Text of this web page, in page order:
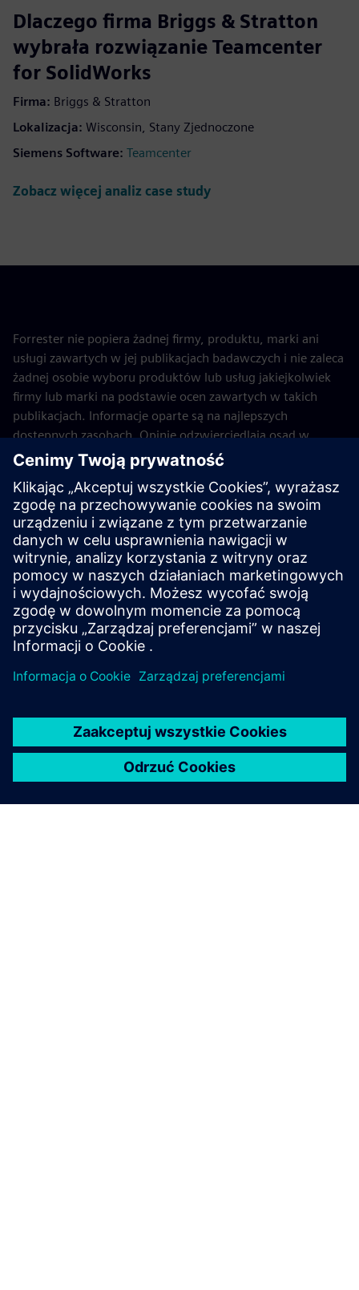
Dlaczego firma Briggs & Stratton
wybrała rozwiązanie Teamcenter
for SolidWorks
Firma: Briggs & Stratton
Lokalizacja: Wisconsin, Stany Zjednoczone
Siemens Software: Teamcenter
Zobacz więcej analiz case study
Forrester nie popiera żadnej firmy, produktu, marki ani
usługi zawartych w jej publikacjach badawczych i nie zaleca
żadnej osobie wyboru produktów lub usług jakiejkolwiek
firmy lub marki na podstawie ocen zawartych w takich
publikacjach. Informacje oparte są na najlepszych
dostępnych zasobach. Opinie odzwierciedlają osąd w
tamtym czasie i mogą ulec zmianie. Aby uzyskać więcej
informacji, przeczytaj o obiektywizmie Forrestera
Firma Gartner nie popiera żadnej firmy, dostawcy,
produktu ani usługi przedstawionej w swoich publikacjach i
nie zaleca użytkownikom technologii wybierania tylko tych
dostawców o najwyższych ocenach lub innym oznaczeniu.
Publikacje Gartnera składają się z opinii organizacji Gartner
w zakresie analizy biznesowej i technologicznej i nie
Firma Gartner zrzeka się wszelkich gwarancji, wyrażonych
w tym wszelkich gwarancji przydatności handlowej lub
przydatności do określonego celu. GARTNER jest znakiem
towarowym firmy Gartner, Inc. i/lub jej podmiotów
stowarzyszonych.